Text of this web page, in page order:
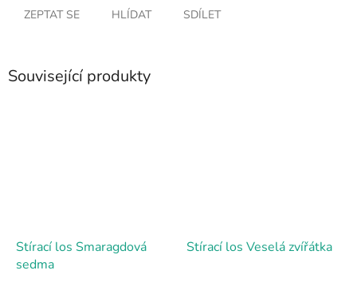
ZEPTAT SE HLÍDAT SDÍLET
Související produkty
Stírací los Smaragdová
sedma
Stírací los Veselá zvířátka